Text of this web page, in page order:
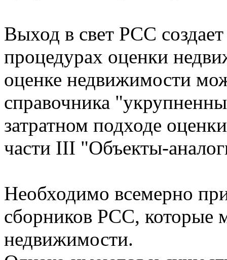
Выход в свет РСС
процедурах оценки
оценке недвижимости
справочника
затратном подходе
части III "Объекты-
Необходимо всемерно
сборников РСС, которые
недвижимости.